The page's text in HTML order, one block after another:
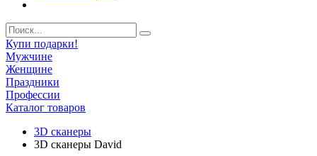
Купи подарки!
Мужчине
Женщине
Праздники
Профессии
Каталог товаров
3D сканеры
3D сканеры David